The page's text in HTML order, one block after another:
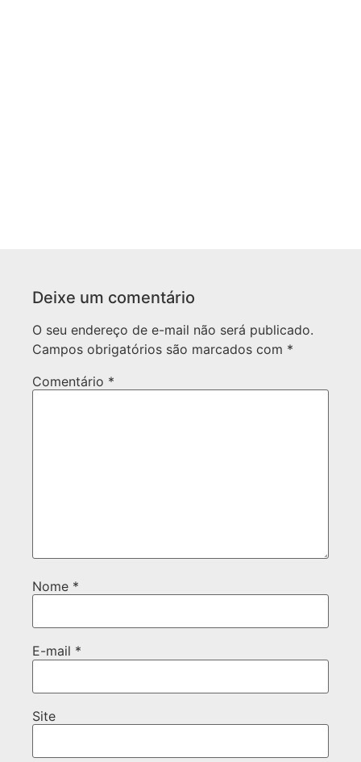
Deixe um comentário
O seu endereço de e-mail não será publicado.
Campos obrigatórios são marcados com *
Comentário *
Nome *
E-mail *
Site